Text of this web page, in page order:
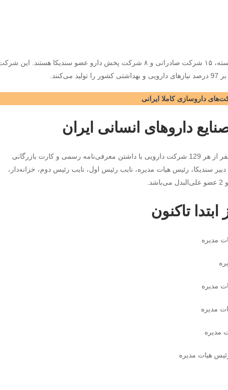
در حال حاضر 129 شرکت تولیدی، ۷۷ شرکت عضو وابسته، ۱۵ شرکت صادراتی و ۸ شرکت پخش دارو عضو سندیکا هستند. این
داروسازی کاملا ایرانی
داروهای انسانی ایران
انتخابات سندیکا هر 3 سال یک بار برگزار می‌شود. یک نفر از هر 129 شرکت دارویی با داشتن معرفی‌نامه رسمی و کارت بازرگانی
سندیکا، رئیس هیات مدیره، نایب رئیس اول، نایب رئیس دوم، خزانه‌دار،
تاکنون